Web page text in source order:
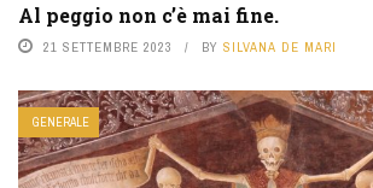
Al peggio non c’è mai fine.
21 SETTEMBRE 2023 BY SILVANA DE MARI
GENERALE